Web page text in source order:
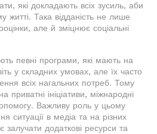
які докладають всіх зусиль, аби
житті. Така відданість не лише
але й зміцнює соціальні
певні програми, які мають на
у складних умовах, але їх часто
всіх нагальних потреб. Тому
приватні ініціативи, міжнародні
Важливу роль у цьому
ситуації в медіа та на різних
додаткові ресурси та